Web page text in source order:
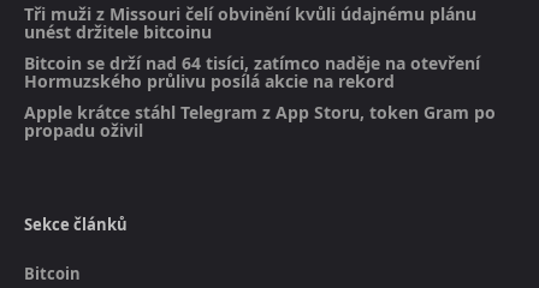
Tři muži z Missouri čelí obvinění kvůli údajnému plánu
unést držitele bitcoinu
Bitcoin se drží nad 64 tisíci, zatímco naděje na otevření
Hormuzského průlivu posílá akcie na rekord
Apple krátce stáhl Telegram z App Storu, token Gram po
propadu oživil
Sekce článků
Bitcoin